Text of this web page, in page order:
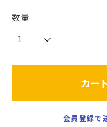
カー
会員登録で